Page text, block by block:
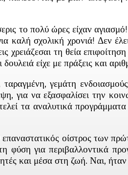
το πολύ ώρες είχαν
καλή σχολική χρονιά! Δεν
τη θεία
είχε με πράξεις και
γεμάτη
για να εξασφαλίσει την
τα αναλυτικά
οίστρος των
φύση για περιβαλλοντικά
και μέσα στη ζωή. Ναι,